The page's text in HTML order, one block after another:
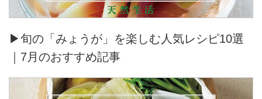
▶旬の「みょうが」を楽しむ人気レシピ10選
｜7月のおすすめ記事